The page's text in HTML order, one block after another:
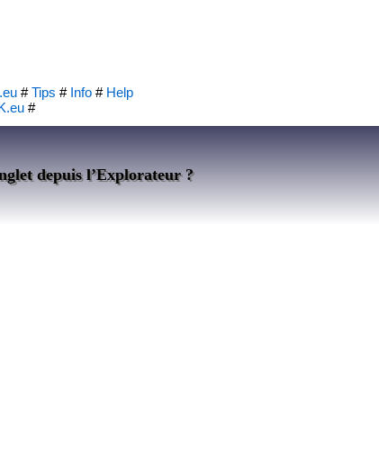
#Tips # Info # Help
#
depuis l’Explorateur ?